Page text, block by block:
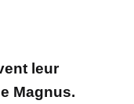
leur
Magnus.